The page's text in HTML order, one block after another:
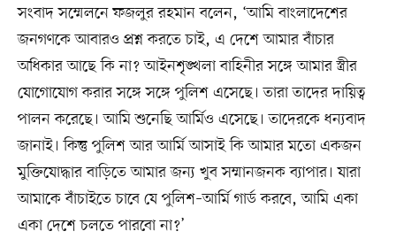
সংবাদ সম্মেলনে ফজলুর রহমান বলেন, ‘আমি বাংলাদেশের
জনগণকে আবারও প্রশ্ন করতে চাই, এ দেশে আমার বাঁচার
অধিকার আছে কি না? আইনশৃঙ্খলা বাহিনীর সঙ্গে আমার স্ত্রীর
যোগোযোগ করার সঙ্গে সঙ্গে পুলিশ এসেছে। তারা তাদের দায়িত্ব
পালন করেছে। আমি শুনেছি আর্মিও এসেছে। তাদেরকে ধন্যবাদ
জানাই। কিন্তু পুলিশ আর আর্মি আসাই কি আমার মতো একজন
মুক্তিযোদ্ধার বাড়িতে আমার জন্য খুব সম্মানজনক ব্যাপার। যারা
আমাকে বাঁচাইতে চাবে যে পুলিশ–আর্মি গার্ড করবে, আমি একা
একা দেশে চলতে পারবো না?’